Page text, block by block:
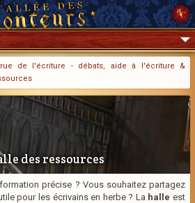
de l'écriture - débats, aide à l'écriture &
des ressources
précise ? Vous souhaitez partagez
pour les écrivains en herbe ? La halle est